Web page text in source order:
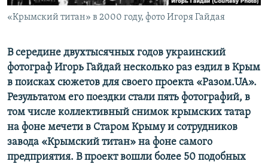
«Крымский титан» в 2000 году, фото Игоря Гайдая
В середине двухтысячных годов украинский
фотограф Игорь Гайдай несколько раз ездил в Крым
в поисках сюжетов для своего проекта «Разом.UA».
Результатом его поездки стали пять фотографий, в
том числе коллективный снимок крымских татар
на фоне мечети в Старом Крыму и сотрудников
завода «Крымский титан» на фоне самого
предприятия. В проект вошли более 50 подобных